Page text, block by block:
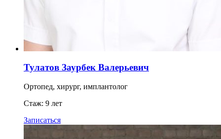
Тулатов Заурбек Валерьевич
Ортопед, хирург, имплантолог
Стаж: 9 лет
Записаться